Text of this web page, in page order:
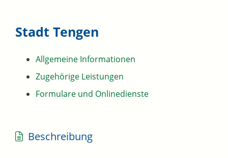
Stadt Tengen
Allgemeine Informationen
Zugehörige Leistungen
Formulare und Onlinedienste
Beschreibung